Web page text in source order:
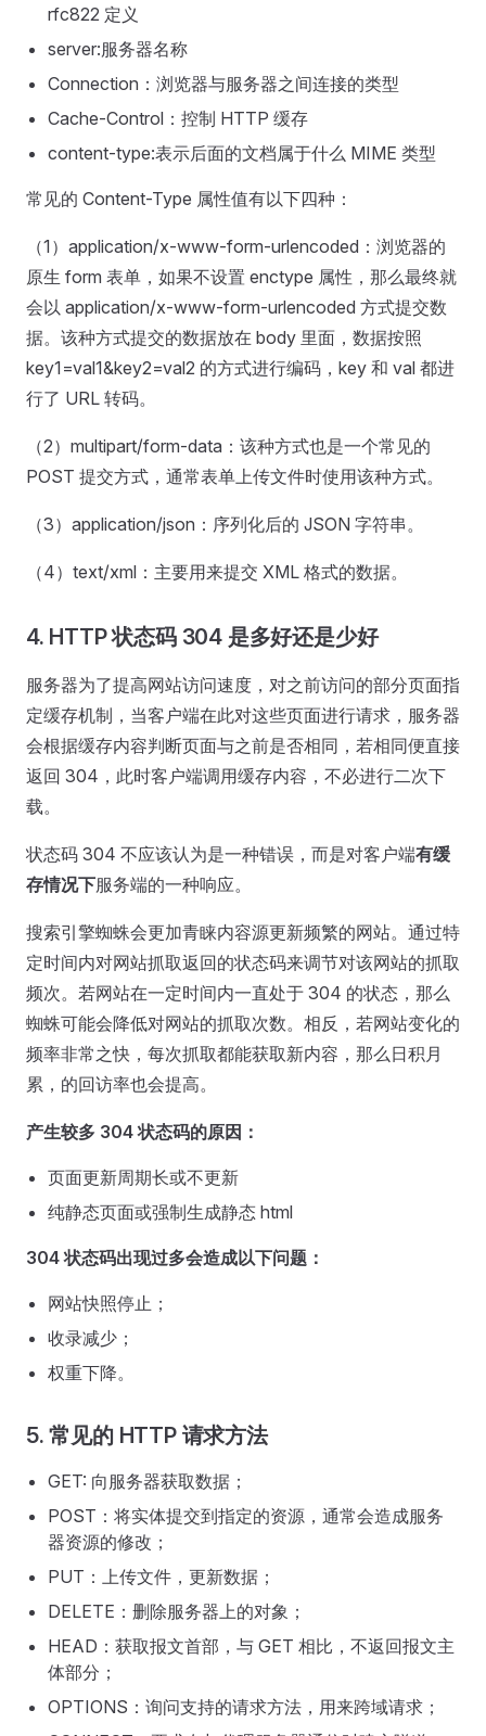
rfc822 定义
server:服务器名称
Connection：浏览器与服务器之间连接的类型
Cache-Control：控制 HTTP 缓存
content-type:表示后面的文档属于什么 MIME 类型
常见的 Content-Type 属性值有以下四种：
（1）application/x-www-form-urlencoded：浏览器的
原生 form 表单，如果不设置 enctype 属性，那么最终就
会以 application/x-www-form-urlencoded 方式提交数
据。该种方式提交的数据放在 body 里面，数据按照
key1=val1&key2=val2 的方式进行编码，key 和 val 都进
行了 URL 转码。
（2）multipart/form-data：该种方式也是一个常见的
POST 提交方式，通常表单上传文件时使用该种方式。
（3）application/json：序列化后的 JSON 字符串。
（4）text/xml：主要用来提交 XML 格式的数据。
4. HTTP 状态码 304 是多好还是少好
服务器为了提高网站访问速度，对之前访问的部分页面指
定缓存机制，当客户端在此对这些页面进行请求，服务器
会根据缓存内容判断页面与之前是否相同，若相同便直接
返回 304，此时客户端调用缓存内容，不必进行二次下
载。
状态码 304 不应该认为是一种错误，而是对客户端有缓
存情况下服务端的一种响应。
搜索引擎蜘蛛会更加青睐内容源更新频繁的网站。通过特
定时间内对网站抓取返回的状态码来调节对该网站的抓取
频次。若网站在一定时间内一直处于 304 的状态，那么
蜘蛛可能会降低对网站的抓取次数。相反，若网站变化的
频率非常之快，每次抓取都能获取新内容，那么日积月
累，的回访率也会提高。
产生较多 304 状态码的原因：
页面更新周期长或不更新
纯静态页面或强制生成静态 html
304 状态码出现过多会造成以下问题：
网站快照停止；
收录减少；
权重下降。
5. 常见的 HTTP 请求方法
GET: 向服务器获取数据；
POST：将实体提交到指定的资源，通常会造成服务
器资源的修改；
PUT：上传文件，更新数据；
DELETE：删除服务器上的对象；
HEAD：获取报文首部，与 GET 相比，不返回报文主
体部分；
OPTIONS：询问支持的请求方法，用来跨域请求；